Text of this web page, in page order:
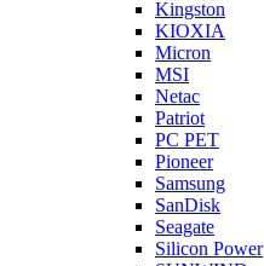
Kingston
KIOXIA
Micron
MSI
Netac
Patriot
PC PET
Pioneer
Samsung
SanDisk
Seagate
Silicon Power